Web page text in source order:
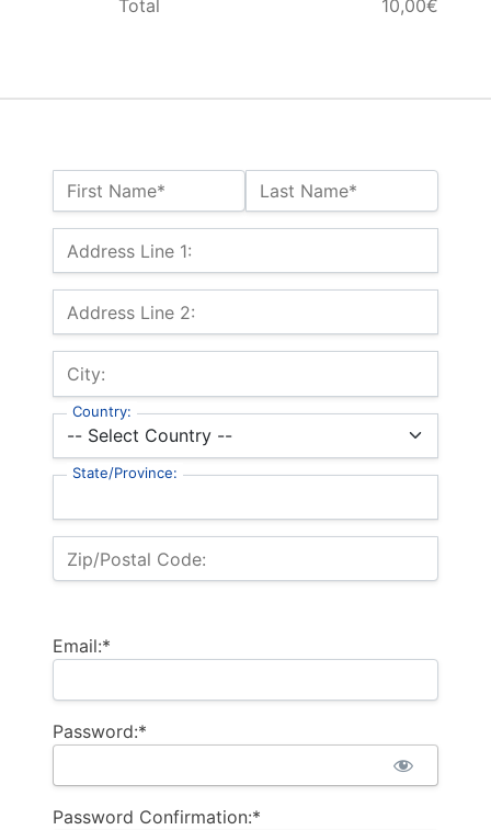
Name:*
First Name* Last Name*
Billing Address
Address Line 1:
Address Line 2:
City:
Country:
State/Province:
Zip/Postal Code:
Email:*
Password:*
Password Confirmation:*
Total 10,00€